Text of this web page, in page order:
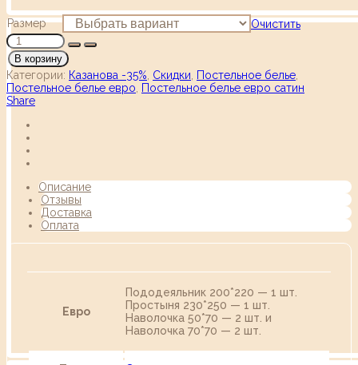
Размер Очистить
В корзину
Категории: Казанова -35% Скидки Постельное белье
Постельное белье евро
Постельное белье евро сатин
Share
Описание
Отзывы
Доставка
Оплата
Евро
Пододеяльник 200*220 — 1 шт.
Простыня 230*250 — 1 шт.
Наволочка 50*70 — 2 шт. и
Наволочка 70*70 — 2 шт.